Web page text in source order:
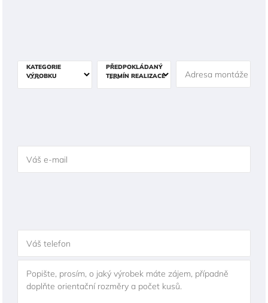
KATEGORIE
VÝROBKU
PŘEDPOKLÁDANÝ
TERMÍN REALIZACE
Adresa montáže
Váš e-mail
Váš telefon
Popište, prosím, o jaký výrobek máte zájem, případně
doplňte orientační rozměry a počet kusů.